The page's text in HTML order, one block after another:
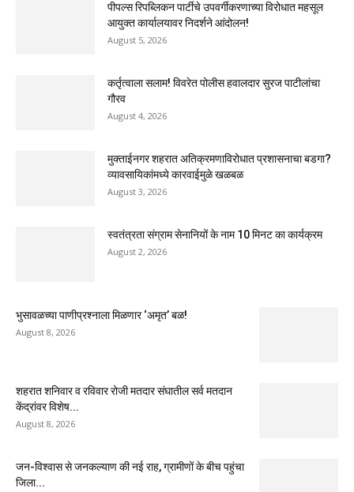
पीपल्स रिपब्लिकन पार्टीचे उपवर्गीकरणाच्या विरोधात महसूल
आयुक्त कार्यालयावर निदर्शने आंदोलन!
August 5, 2026
कर्तृत्वाला सलाम! विवरेत पोलीस हवालदार सुरज पाटीलांचा
गौरव
August 4, 2026
मुक्ताईनगर शहरात अतिक्रमणाविरोधात प्रशासनाचा बडगा?
व्यावसायिकांमध्ये कारवाईमुळे खळबळ
August 3, 2026
स्वतंत्रता संग्राम सेनानियों के नाम 10 मिनट का कार्यक्रम
August 2, 2026
भुसावळच्या पाणीप्रश्नाला मिळणार ‘अमृत’ बळ!
August 8, 2026
शहरात शनिवार व रविवार रोजी मतदार संघातील सर्व मतदान
केंद्रांवर विशेष...
August 8, 2026
जन-विश्वास से जनकल्याण की नई राह, ग्रामीणों के बीच पहुंचा
जिला...